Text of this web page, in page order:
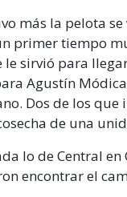
más la pelota
primer tiempo
sirvió para
Agustín
Dos de los
de una
lo de Central
encontrar el